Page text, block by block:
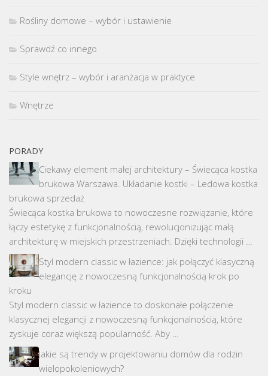
Rośliny domowe – wybór i ustawienie
Sprawdź co innego
Style wnętrz – wybór i aranżacja w praktyce
Wnętrze
PORADY
Ciekawy element małej architektury – Świecąca kostka
brukowa Warszawa. Układanie kostki – Ledowa kostka
brukowa sprzedaż
Świecąca kostka brukowa to nowoczesne rozwiązanie, które
łączy estetykę z funkcjonalnością, rewolucjonizując małą
architekturę w miejskich przestrzeniach. Dzięki technologii …
Styl modern classic w łazience: jak połączyć klasyczną
elegancję z nowoczesną funkcjonalnością krok po
kroku
Styl modern classic w łazience to doskonałe połączenie
klasycznej elegancji z nowoczesną funkcjonalnością, które
zyskuje coraz większą popularność. Aby …
Jakie są trendy w projektowaniu domów dla rodzin
wielopokoleniowych?